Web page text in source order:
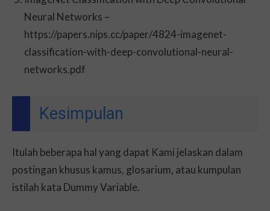
Neural Networks –
https://papers.nips.cc/paper/4824-imagenet-
classification-with-deep-convolutional-neural-
networks.pdf
Kesimpulan
Itulah beberapa hal yang dapat Kami jelaskan dalam
postingan khusus kamus, glosarium, atau kumpulan
istilah kata Dummy Variable.